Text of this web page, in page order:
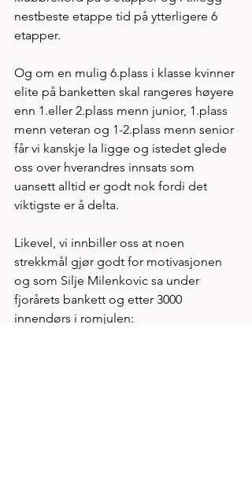
nestbeste etappe tid på ytterligere 6
etapper.
Og om en mulig 6.plass i klasse kvinner
elite på banketten skal rangeres høyere
enn 1.eller 2.plass menn junior, 1.plass
menn veteran og 1-2.plass menn senior
får vi kanskje la ligge og istedet glede
oss over hverandres innsats som
uansett alltid er godt nok fordi det
viktigste er å delta.
Likevel, vi innbiller oss at noen
strekkmål gjør godt for motivasjonen
og som Silje Milenkovic sa under
fjorårets bankett og etter 3000
innendørs i romjulen: